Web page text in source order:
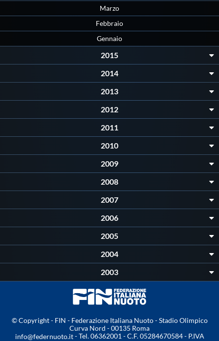
Marzo
Febbraio
Gennaio
2015
2014
2013
2012
2011
2010
2009
2008
2007
2006
2005
2004
2003
© Copyright - FIN - Federazione Italiana Nuoto - Stadio Olimpico
Curva Nord - 00135 Roma
info@federnuoto.it- Tel. 06362001 - C.F. 05284670584 - P.IVA